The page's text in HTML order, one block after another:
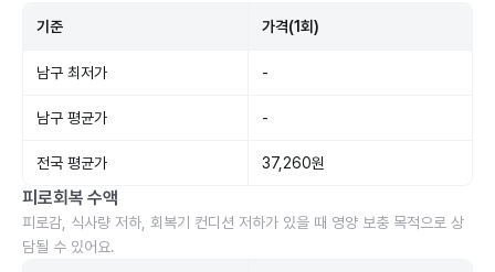
기준 가격(1회)
남구 최저가 -
남구 평균가 -
전국 평균가 37,260원
피로회복 수액
피로감, 식사량 저하, 회복기 컨디션 저하가 있을 때 영양 보충 목적으로 상
담될 수 있어요.